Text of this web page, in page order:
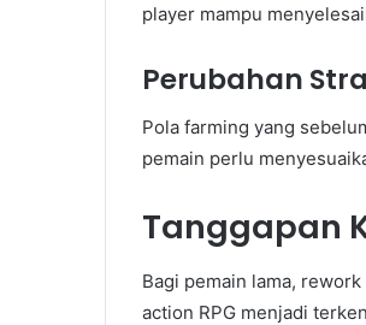
player mampu
Perubahan
Pola farming yang
pemain perlu
Tanggapan
Bagi pemain lama,
action RPG menjadi